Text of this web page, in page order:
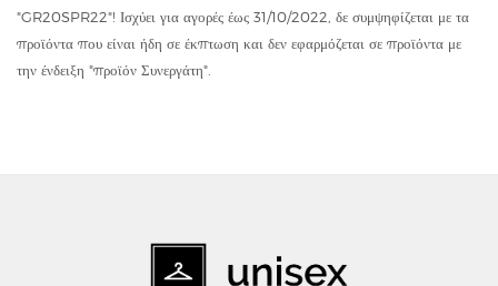
"GR20SPR22"! Ισχύει για αγορές έως 31/10/2022, δε συμψηφίζεται με τα
προϊόντα που είναι ήδη σε έκπτωση και δεν εφαρμόζεται σε προϊόντα με
την ένδειξη "προϊόν Συνεργάτη".